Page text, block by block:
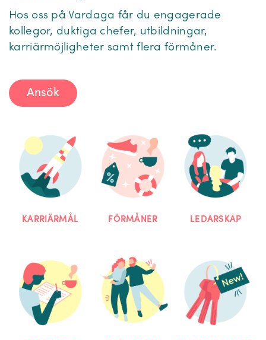
Hos oss på Vardaga får du engagerade
kollegor, duktiga chefer, utbildningar,
karriärmöjligheter samt flera förmåner.
Ansök
KARRIÄRMÅL FÖRMÅNER LEDARSKAP